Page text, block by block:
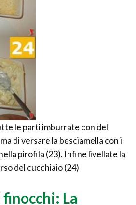
le parti imburrate con del
di versare la besciamella con i
pirofila (23). Infine livellate la
del cucchiaio (24)
La